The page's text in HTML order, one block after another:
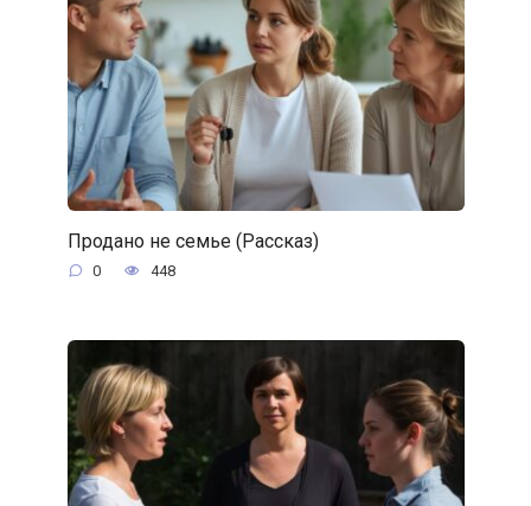
Продано не семье (Рассказ)
0 448